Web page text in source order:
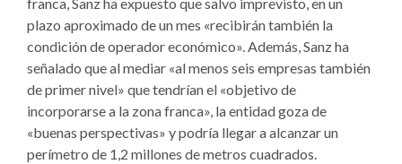
plazo aproximado de un mes «recibirán también la
condición de operador económico». Además, Sanz ha
señalado que al mediar «al menos seis empresas también
de primer nivel» que tendrían el «objetivo de
incorporarse a la zona franca», la entidad goza de
«buenas perspectivas» y podría llegar a alcanzar un
perímetro de 1,2 millones de metros cuadrados.